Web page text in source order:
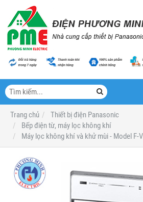
Trang chủ
Thiết bị điện Panasonic
Bếp điện từ, máy lọc không khí
Máy lọc không khí và khử mùi - Model F-